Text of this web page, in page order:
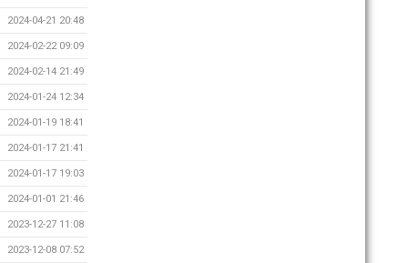
2024-04-21 20:48
2024-02-22 09:09
2024-02-14 21:49
2024-01-24 12:34
2024-01-19 18:41
2024-01-17 21:41
2024-01-17 19:03
2024-01-01 21:46
2023-12-27 11:08
2023-12-08 07:52